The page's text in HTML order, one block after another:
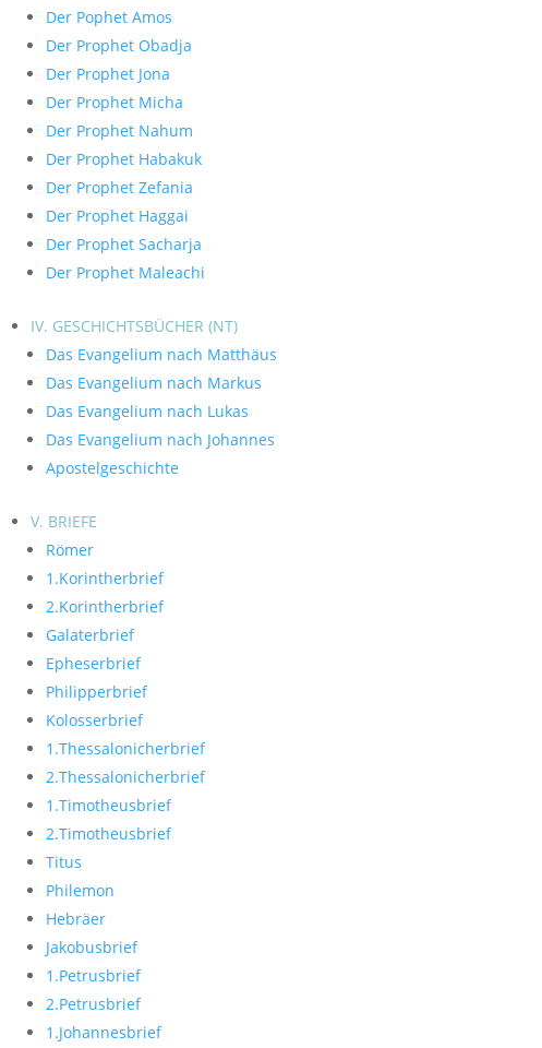
Der Pophet Amos
Der Prophet Obadja
Der Prophet Jona
Der Prophet Micha
Der Prophet Nahum
Der Prophet Habakuk
Der Prophet Zefania
Der Prophet Haggai
Der Prophet Sacharja
Der Prophet Maleachi
IV. GESCHICHTSBÜCHER (NT)
Das Evangelium nach Matthäus
Das Evangelium nach Markus
Das Evangelium nach Lukas
Das Evangelium nach Johannes
Apostelgeschichte
V. BRIEFE
Römer
1.Korintherbrief
2.Korintherbrief
Galaterbrief
Epheserbrief
Philipperbrief
Kolosserbrief
1.Thessalonicherbrief
2.Thessalonicherbrief
1.Timotheusbrief
2.Timotheusbrief
Titus
Philemon
Hebräer
Jakobusbrief
1.Petrusbrief
2.Petrusbrief
1.Johannesbrief